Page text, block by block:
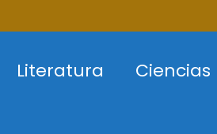
Literatura Ciencias